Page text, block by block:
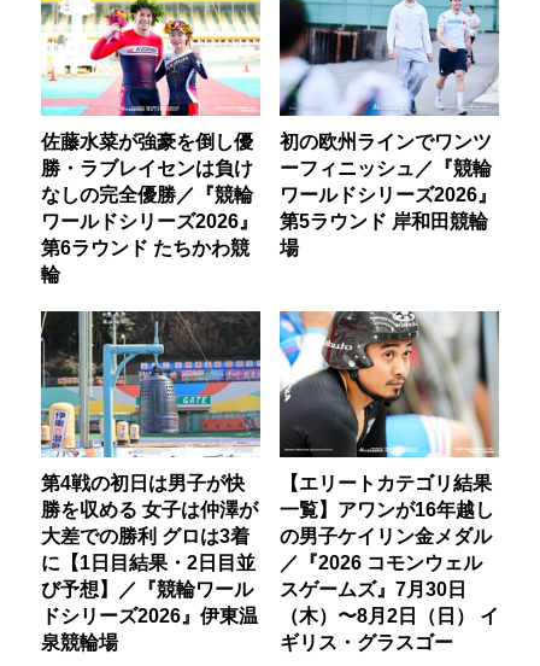
佐藤水菜が強豪を倒し優
勝・ラブレイセンは負け
なしの完全優勝／『競輪
ワールドシリーズ2026』
第6ラウンド たちかわ競
輪
初の欧州ラインでワンツ
ーフィニッシュ／『競輪
ワールドシリーズ2026』
第5ラウンド 岸和田競輪
場
第4戦の初日は男子が快
勝を収める 女子は仲澤が
大差での勝利 グロは3着
に【1日目結果・2日目並
び予想】／『競輪ワール
ドシリーズ2026』伊東温
泉競輪場
【エリートカテゴリ結果
一覧】アワンが16年越し
の男子ケイリン金メダル
／『2026 コモンウェル
スゲームズ』7月30日
（木）〜8月2日（日） イ
ギリス・グラスゴー